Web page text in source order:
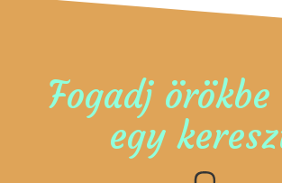
Fogadj örökbe
egy